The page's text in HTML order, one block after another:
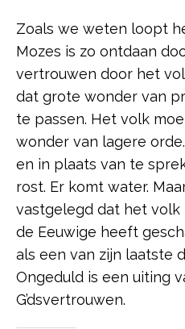
Zoals we weten loopt
Mozes is zo ontdaan
vertrouwen door het
dat grote wonder van
te passen. Het volk
wonder van lagere
en in plaats van te
rost. Er komt water.
vastgelegd dat het
de Eeuwige heeft
als een van zijn laatste
Ongeduld is een uiting
G’dsvertrouwen.